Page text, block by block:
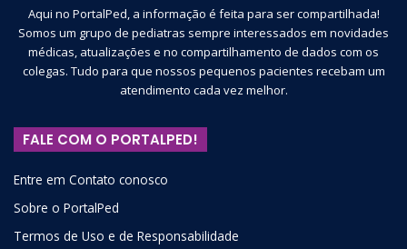
Aqui no PortalPed, a informação é feita para ser compartilhada!
Somos um grupo de pediatras sempre interessados em novidades
médicas, atualizações e no compartilhamento de dados com os
colegas. Tudo para que nossos pequenos pacientes recebam um
atendimento cada vez melhor.
FALE COM O PORTALPED!
Entre em Contato conosco
Sobre o PortalPed
Termos de Uso e de Responsabilidade